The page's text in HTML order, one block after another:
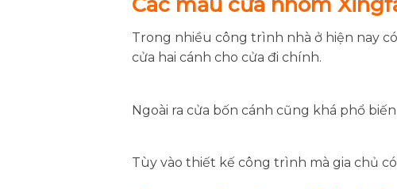
Trong nhiều công trình nhà ở hiện nay
cửa hai cánh cho cửa đi chính.
Ngoài ra cửa bốn cánh cũng khá phổ
Tùy vào thiết kế công trình mà gia chủ